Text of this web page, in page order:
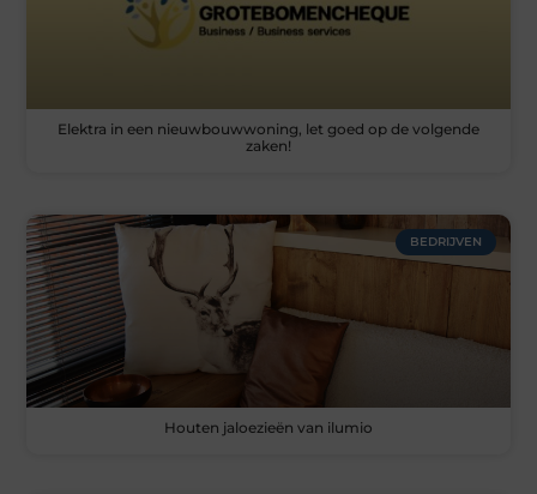
Elektra in een nieuwbouwwoning, let goed op de volgende
zaken!
BEDRIJVEN
Houten jaloezieën van ilumio